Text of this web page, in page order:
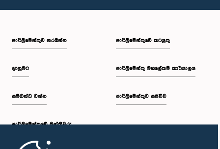
පාර්ලි‌මේන්තුව නරඹන්න
දැනුමට
සම්බන්ධ වන්න
පාර්ලි‌මේන්තුවේ මන්ත්‍රීවරු
පාර්ලිමේන්තුවේ කටයුතු
පාර්ලිමේන්තු මහලේකම් කාර්යාලය
පාර්ලිමේන්තුව සජීවීව